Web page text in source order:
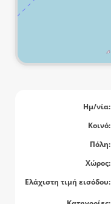
Ημ/νία:
Κοινό:
Πόλη:
Χώρος:
Ελάχιστη τιμή εισόδου: